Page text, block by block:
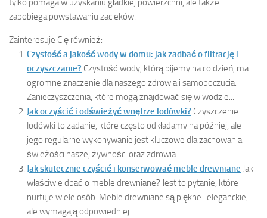
tylko pomaga w uzyskaniu gładkiej powierzchni, ale także
zapobiega powstawaniu zacieków.
Zainteresuje Cię również:
Czystość a jakość wody w domu: jak zadbać o filtrację i
oczyszczanie? Czystość wody, którą pijemy na co dzień, ma
ogromne znaczenie dla naszego zdrowia i samopoczucia.
Zanieczyszczenia, które mogą znajdować się w wodzie...
Jak oczyścić i odświeżyć wnętrze lodówki? Czyszczenie
lodówki to zadanie, które często odkładamy na później, ale
jego regularne wykonywanie jest kluczowe dla zachowania
świeżości naszej żywności oraz zdrowia...
Jak skutecznie czyścić i konserwować meble drewniane Jak
właściwie dbać o meble drewniane? Jest to pytanie, które
nurtuje wiele osób. Meble drewniane są piękne i eleganckie,
ale wymagają odpowiedniej...